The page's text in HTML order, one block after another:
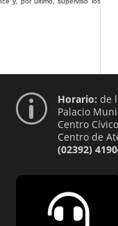
p Horario: de
Palacio
Centro Cívico
Centro de
(02392)
